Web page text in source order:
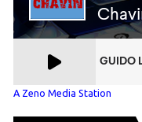
A Zeno Media Station